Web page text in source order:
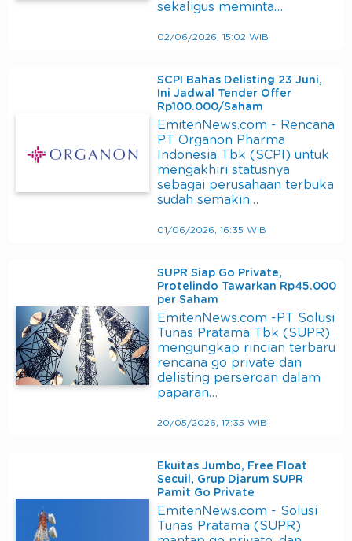
sekaligus meminta…
02/06/2026, 15:02 WIB
SCPI Bahas Delisting 23 Juni,
Ini Jadwal Tender Offer
Rp100.000/Saham
EmitenNews.com - Rencana
PT Organon Pharma
Indonesia Tbk (SCPI) untuk
mengakhiri statusnya
sebagai perusahaan terbuka
sudah semakin…
01/06/2026, 16:35 WIB
SUPR Siap Go Private,
Protelindo Tawarkan Rp45.000
per Saham
EmitenNews.com -PT Solusi
Tunas Pratama Tbk (SUPR)
mengungkap rincian terbaru
rencana go private dan
delisting perseroan dalam
paparan…
20/05/2026, 17:35 WIB
Ekuitas Jumbo, Free Float
Secuil, Grup Djarum SUPR
Pamit Go Private
EmitenNews.com - Solusi
Tunas Pratama (SUPR)